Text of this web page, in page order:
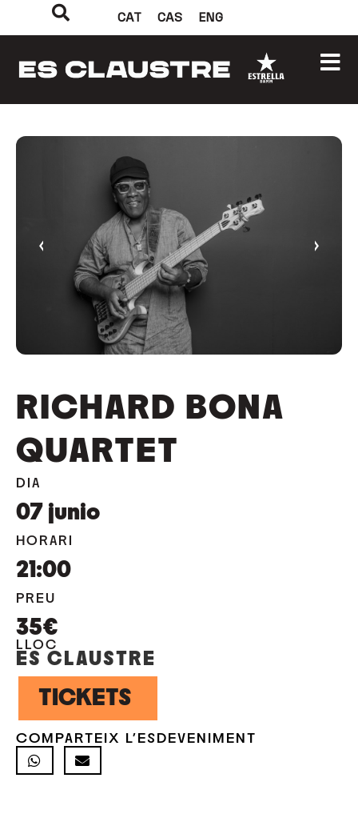
CAT CAS ENG
‹ ›
RICHARD BONA
QUARTET
DIA
07 junio
HORARI
21:00
PREU
35€
LLOC
ES CLAUSTRE
TICKETS
COMPARTEIX L'ESDEVENIMENT